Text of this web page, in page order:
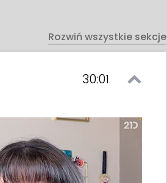
Rozwiń wszystkie sekcje
30:01